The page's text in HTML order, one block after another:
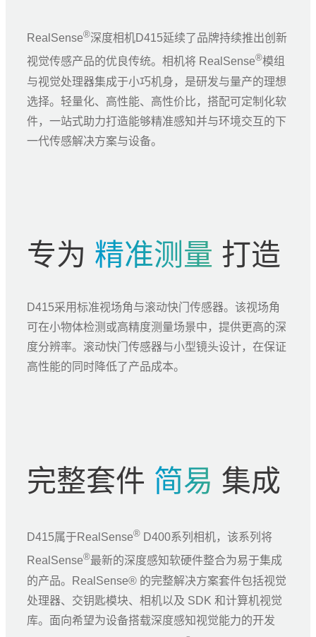
RealSense®深度相机D415延续了品牌持续推出创新
视觉传感产品的优良传统。相机将 RealSense®模组
与视觉处理器集成于小巧机身，是研发与量产的理想
选择。轻量化、高性能、高性价比，搭配可定制化软
件，一站式助力打造能够精准感知并与环境交互的下
一代传感解决方案与设备。
专为 精准测量 打造
D415采用标准视场角与滚动快门传感器。该视场角
可在小物体检测或高精度测量场景中，提供更高的深
度分辨率。滚动快门传感器与小型镜头设计，在保证
高性能的同时降低了产品成本。
完整套件 简易 集成
D415属于RealSense® D400系列相机，该系列将
RealSense®最新的深度感知软硬件整合为易于集成
的产品。RealSense® 的完整解决方案套件包括视觉
处理器、交钥匙模块、相机以及 SDK 和计算机视觉
库。面向希望为设备搭载深度感知视觉能力的开发